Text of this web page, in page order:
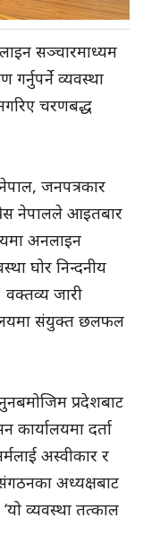
सञ्चारमाध्यम
गर्नुपर्ने व्यवस्था
चरणबद्ध
जनपत्रकार
नेपालले आइतबार
अनलाइन
घोर निन्दनीय
जारी
संयुक्त छलफल
प्रदेशबाट
दर्ता
अस्वीकार र
संगठनका अध्यक्षबाट
व्यवस्था तत्काल